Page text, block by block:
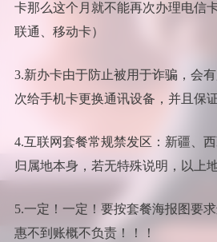
卡那么这个月就不能再次办理电信
联通、移动卡）
3.新办卡由于防止被用于诈骗，会
次给手机卡更换通讯设备，并且保
4.互联网套餐常规禁发区：新疆、
归属地本身，若无特殊说明，以上
5.一定！一定！要按套餐海报图要
惠不到账概不负责！！！